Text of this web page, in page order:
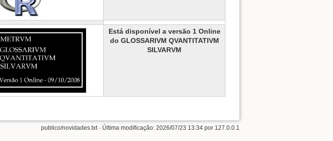
Está disponível a versão 1 Online
do GLOSSARIVM QVANTITATIVM
SILVARVM
publico/novidades.txt · Última modificação: 2026/07/23 13:34 por 127.0.0.1